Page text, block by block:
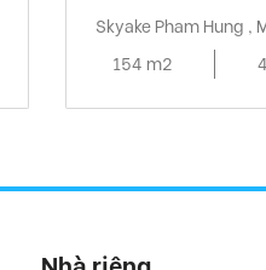
Skyake Pham Hung ,
154 m2